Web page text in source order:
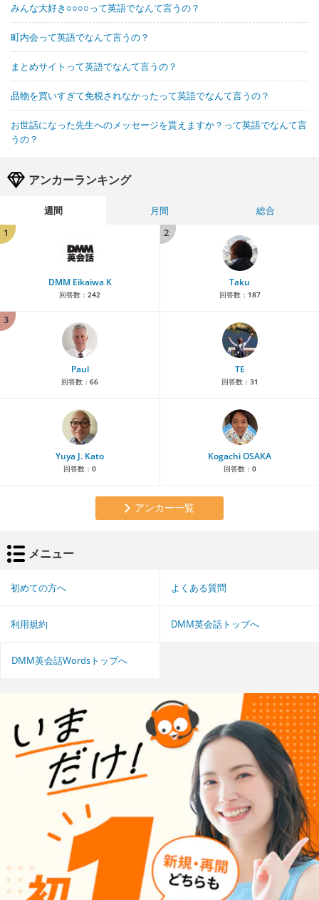
みんな大好き○○○○って英語でなんて言うの？
町内会って英語でなんて言うの？
まとめサイトって英語でなんて言うの？
品物を買いすぎて免税されなかったって英語でなんて言うの？
お世話になった先生へのメッセージを貰えますか？って英語でなんて言
うの？
アンカーランキング
週間 月間
総合
1
DMM Eikaiwa K
回答数： 242
2
Taku
回答数： 187
3
Paul
回答数： 66
TE
回答数： 31
Yuya J. Kato
回答数： 0
Kogachi OSAKA
回答数： 0
アンカー一覧
メニュー
初めての方へ よくある質問
利用規約 DMM英会話トップへ
DMM英会話Wordsトップへ